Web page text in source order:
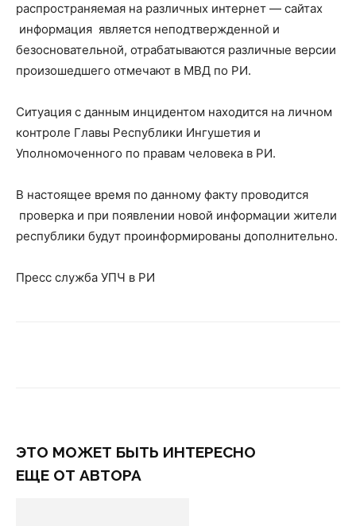
распространяемая на различных интернет — сайтах
информация является неподтвержденной и
безосновательной, отрабатываются различные версии
произошедшего отмечают в МВД по РИ.
Ситуация с данным инцидентом находится на личном
контроле Главы Республики Ингушетия и
Уполномоченного по правам человека в РИ.
В настоящее время по данному факту проводится
проверка и при появлении новой информации жители
республики будут проинформированы дополнительно.
Пресс служба УПЧ в РИ
ЭТО МОЖЕТ БЫТЬ ИНТЕРЕСНО
ЕЩЕ ОТ АВТОРА